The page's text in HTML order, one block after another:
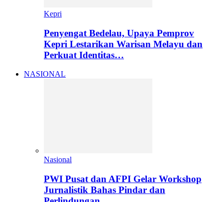
Kepri
Penyengat Bedelau, Upaya Pemprov
Kepri Lestarikan Warisan Melayu dan
Perkuat Identitas…
NASIONAL
Nasional
PWI Pusat dan AFPI Gelar Workshop
Jurnalistik Bahas Pindar dan